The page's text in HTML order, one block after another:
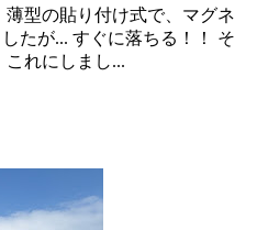
型の貼り付け式で、マグネ
たが... すぐに落ちる！！ そ
これにしまし...